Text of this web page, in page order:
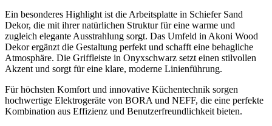
Ein besonderes Highlight ist die Arbeitsplatte in Schiefer Sand
Dekor, die mit ihrer natürlichen Struktur für eine warme und
zugleich elegante Ausstrahlung sorgt. Das Umfeld in Akoni Wood
Dekor ergänzt die Gestaltung perfekt und schafft eine behagliche
Atmosphäre. Die Griffleiste in Onyxschwarz setzt einen stilvollen
Akzent und sorgt für eine klare, moderne Linienführung.
Für höchsten Komfort und innovative Küchentechnik sorgen
hochwertige Elektrogeräte von BORA und NEFF, die eine perfekte
Kombination aus Effizienz und Benutzerfreundlichkeit bieten.